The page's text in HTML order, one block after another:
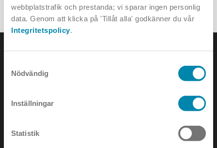
webbplatstrafik och prestanda; vi sparar ingen personlig
data. Genom att klicka på 'Tillåt alla' godkänner du vår
Integritetspolicy.
Nödvändig
Inställningar
Statistik
LITEN ORDBOK
tel:08-442 90 00